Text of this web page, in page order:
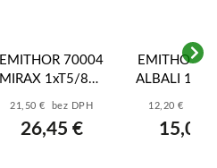
EMITHOR 70004
MIRAX 1xT5/8W,
CHROME,DIRECT
21,50 € bez DPH
26,45 €
EMITHOR
ALBALI
12,20 € bez
15,01